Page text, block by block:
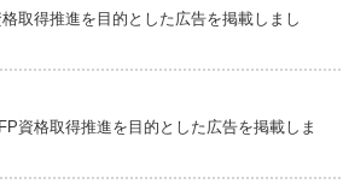
育について
格取得推進を目的とした広告を掲載しまし
資格取得推進を目的とした広告を掲載しま